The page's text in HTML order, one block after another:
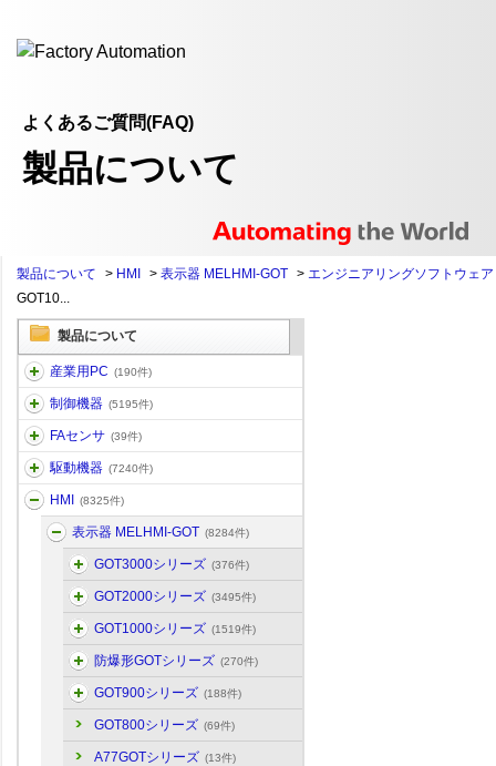
よくあるご質問(FAQ)
製品について
製品について > HMI > 表示器 MELHMI-GOT > エンジニアリングソフトウェア
GOT10...
製品について
産業用PC (190件)
制御機器 (5195件)
FAセンサ (39件)
駆動機器 (7240件)
HMI (8325件)
表示器 MELHMI-GOT (8284件)
GOT3000シリーズ (376件)
GOT2000シリーズ (3495件)
GOT1000シリーズ (1519件)
防爆形GOTシリーズ (270件)
GOT900シリーズ (188件)
GOT800シリーズ (69件)
A77GOTシリーズ (13件)